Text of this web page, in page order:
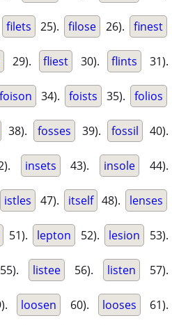
filets 25). filose 26). finest
29). fliest 30). flints 31).
foison 34). foists 35). folios
38). fosses 39). fossil 40).
insets 43). insole 44).
istles 47). itself 48). lenses
51). lepton 52). lesion 53).
listee 56). listen 57).
loosen 60). looses 61).